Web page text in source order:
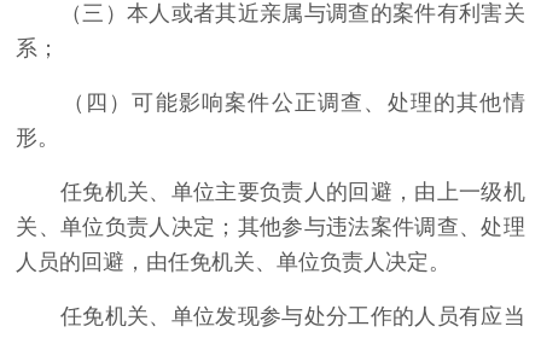
（三）本人或者其近亲属与调查的案件有利害关
系；
（四）可能影响案件公正调查、处理的其他情
形。
任免机关、单位主要负责人的回避，由上一级机
关、单位负责人决定；其他参与违法案件调查、处理
人员的回避，由任免机关、单位负责人决定。
任免机关、单位发现参与处分工作的人员有应当